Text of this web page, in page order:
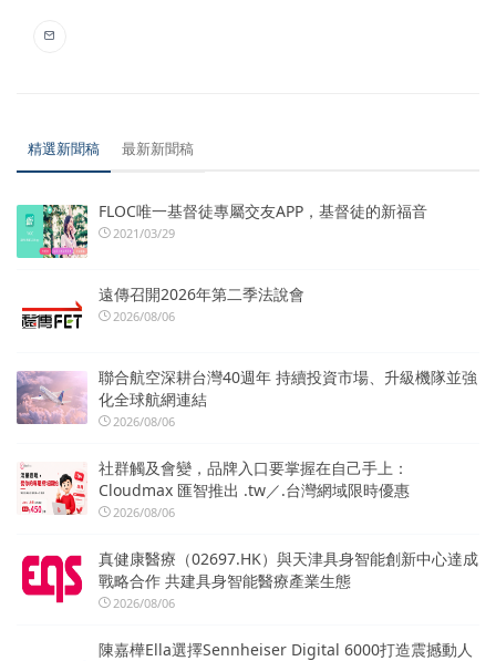
精選新聞稿 最新新聞稿
FLOC唯一基督徒專屬交友APP，基督徒的新福音
2021/03/29
遠傳召開2026年第二季法說會
2026/08/06
聯合航空深耕台灣40週年 持續投資市場、升級機隊並強
化全球航網連結
2026/08/06
社群觸及會變，品牌入口要掌握在自己手上：
Cloudmax 匯智推出 .tw／.台灣網域限時優惠
2026/08/06
真健康醫療（02697.HK）與天津具身智能創新中心達成
戰略合作 共建具身智能醫療產業生態
2026/08/06
陳嘉樺Ella選擇Sennheiser Digital 6000打造震撼動人